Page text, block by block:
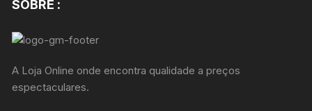
SOBRE :
A Loja Online onde encontra qualidade a preços
espectaculares.